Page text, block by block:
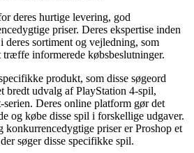
deres hurtige levering, god
priser. Deres ekspertise inden
sortiment og vejledning, som
informerede købsbeslutninger.
produkt, som disse søgeord
bredt udvalg af PlayStation 4-spil,
Deres online platform gør det
og købe disse spil i forskellige udgaver.
konkurrencedygtige priser er Proshop et
søger disse specifikke spil.